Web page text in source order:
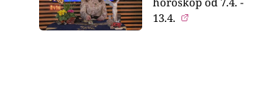
13.4.